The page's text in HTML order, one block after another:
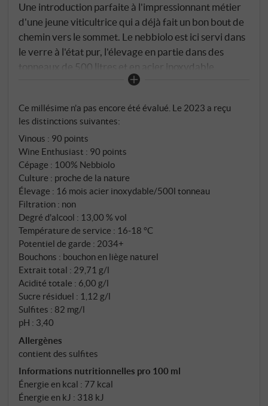
Une introduction parfaite à l'impressionnant métier
d'une jeune viticultrice qui a déjà fait un bon bout de
chemin vers le sommet. Le nebbiolo est ici servi dans
le verre à l'état pur, l'élevage en partie dans des
tonneaux de 500 litres et en acier inoxydable
l'interprète à merveille – selon la vision de Giulia
clair, bouquet de petites baies rouges, sol forestier
humide et une discrète note de violette. En bouche, il
est d'une élégance et d'une souplesse
impressionnantes, le nebbiolo restant toujours tendu
et frais. En finale, le fruit noir séduit avec une
fraîcheur et une jutosité qui n'est jamais opulente,
mais qui porte la tension jusqu'à la longue finale.
SUPERIORE.DE
Ce millésime n’a pas encore été évalué. Le 2023 a reçu
les distinctions suivantes:
Vinous : 90 points
Wine Enthusiast : 90 points
Cépage : 100% Nebbiolo
Culture : proche de la nature
Élevage : 16 mois acier inoxydable/500l tonneau
Filtration : non
Degré d'alcool : 13,00 % vol
Température de service : 16‑18 °C
Potentiel de garde : 2034+
Bouchons : bouchon en liège naturel
Extrait total : 29,71 g/l
Acidité totale : 6,00 g/l
Sucre résiduel : 1,12 g/l
Sulfites : 82 mg/l
pH : 3,40
Allergènes
contient des sulfites
Informations nutritionnelles pro 100 ml
Énergie en kcal : 77 kcal
Énergie en kJ : 318 kJ